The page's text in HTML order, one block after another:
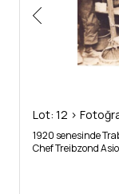
Lot: 12 >
1920 senesinde
Chef Treibzond